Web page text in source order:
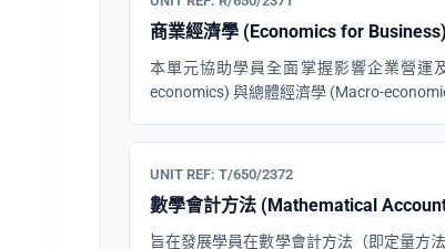
商業經濟學 (Economics for Business)
本單元協助學員全面掌握影響企業營運
economics) 與總體經濟學 (Macro-
UNIT REF: T/650/2372
數學會計方法 (Mathematical
旨在發展學員在數學會計方法（即定量方